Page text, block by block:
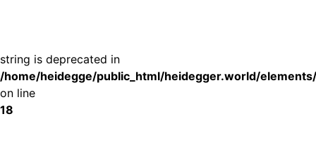
string is deprecated in
/home/heidegge/public_html/heidegger.world/
on line
18